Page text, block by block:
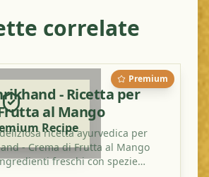
correlate
Premium
Recipe
- Ricetta per
al Mango
ricetta ayurvedica per
- Crema di Frutta al Mango
freschi con spezie